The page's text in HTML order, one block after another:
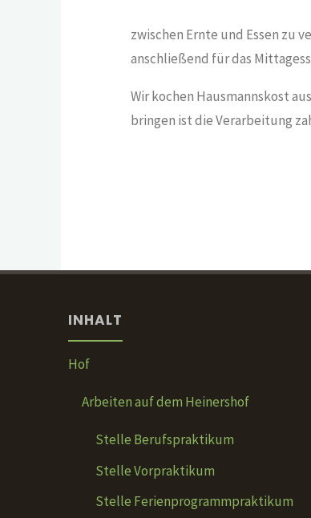
zwischen Ernte und Essen zu
anschließend für das
Wir kochen Hausmannskost
bringen ist die Verarbeitung
INHALT
Hof
Arbeiten auf dem Heinershof
Stelle Berufspraktikum
Stelle Vorpraktikum
Stelle Ferienprogrammpraktikum